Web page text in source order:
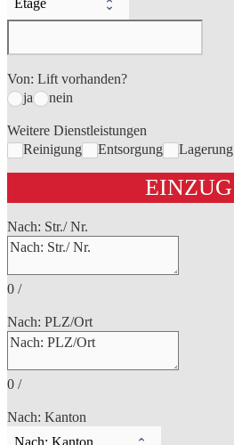
Von: Lift vorhanden?
ja
nein
Weitere Dienstleistungen
Reinigung
Entsorgung Lagerung
EINZUG
Nach: Str./ Nr.
0 /
Nach: PLZ/Ort
0 /
Nach: Kanton